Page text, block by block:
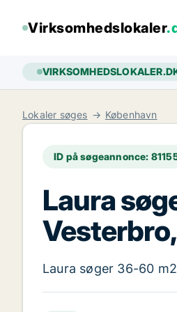
Virksomhedslokaler
Lokaler søges København
ID på søgeannonce:
Laura
Laura søger 36-60